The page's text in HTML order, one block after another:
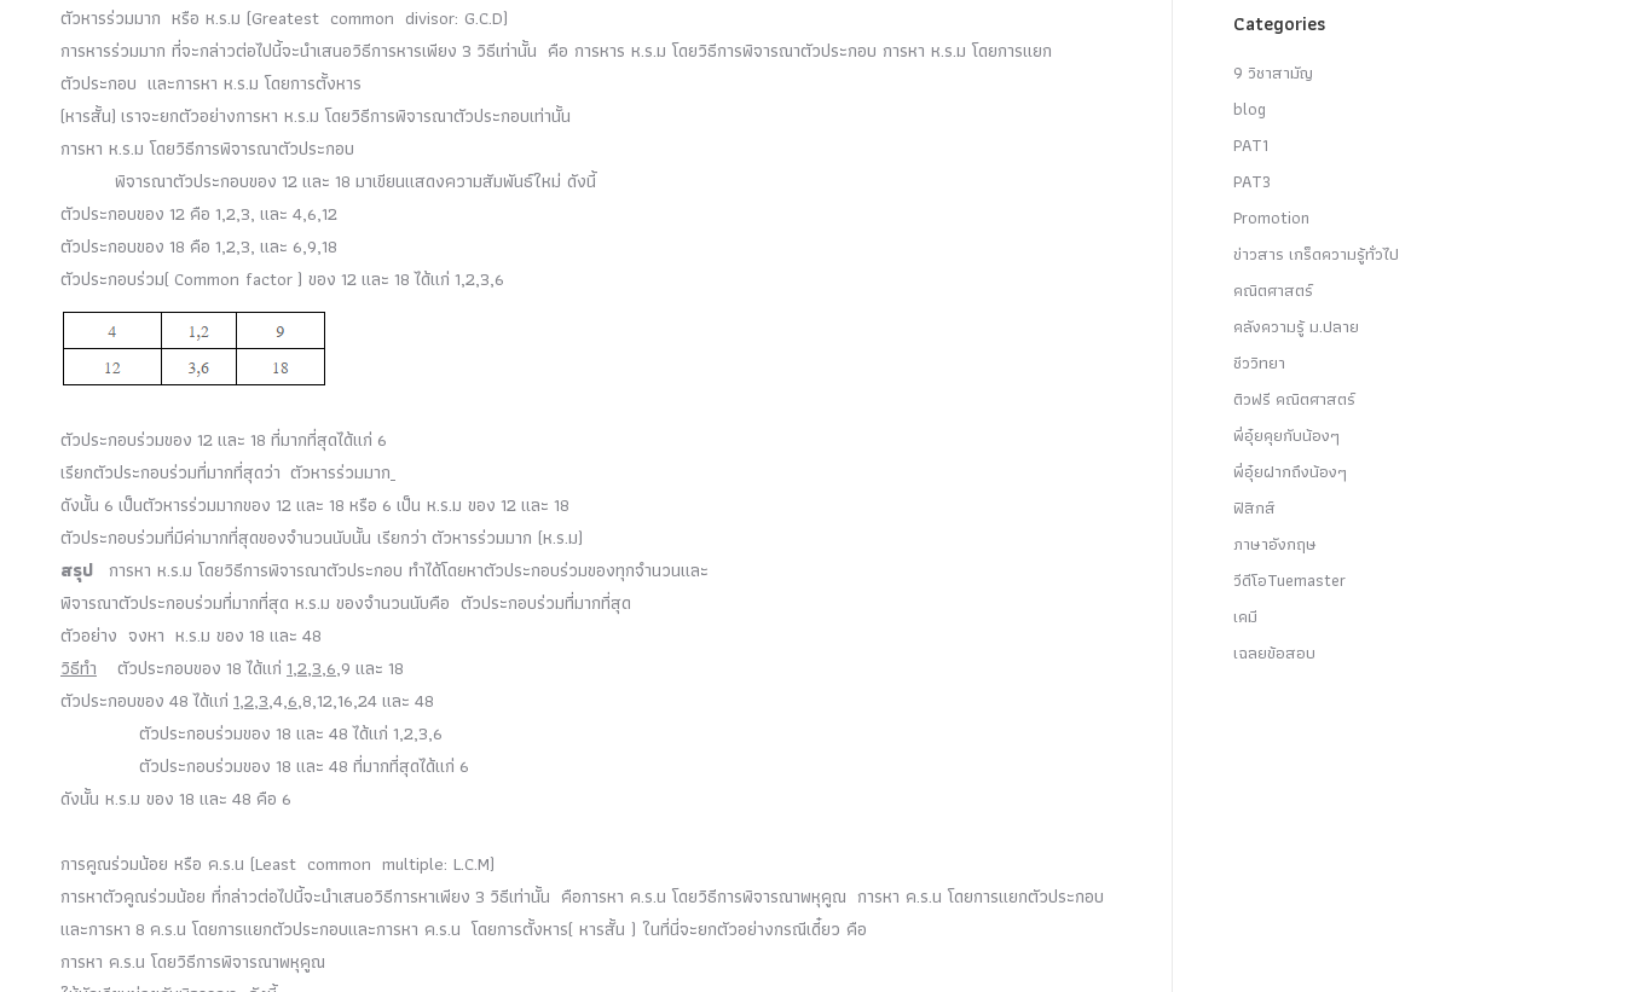
ตัวหารร่วมมาก หรือ ห.ร.ม (Greatest common divisor: G.C.D)
การหารร่วมมาก ที่จะกล่าวต่อไปนี้จะนำเสนอวิธีการหารเพียง 3 วิธีเท่านั้น คือ การหาร ห.ร.ม โดยวิธีการพิจารณาตัวประกอบ การหา ห.ร.ม โดยการแยก
ตัวประกอบ และการหา ห.ร.ม โดยการตั้งหาร
(หารสั้น) เราจะยกตัวอย่างการหา ห.ร.ม โดยวิธีการพิจารณาตัวประกอบเท่านั้น
การหา ห.ร.ม โดยวิธีการพิจารณาตัวประกอบ
พิจารณาตัวประกอบของ 12และ 18 มาเขียนแสดงความสัมพันธ์ใหม่ ดังนี้
ตัวประกอบของ 12 คือ 1,2,3, และ 4,6,12
ตัวประกอบของ 18 คือ 1,2,3, และ 6,9,18
ตัวประกอบร่วม( Common factor ) ของ 12และ 18ได้แก่ 1,2,3,6
ตัวประกอบร่วมของ 12และ 18 ที่มากที่สุดได้แก่ 6
เรียกตัวประกอบร่วมที่มากที่สุดว่า ตัวหารร่วมมาก
ดังนั้น 6 เป็นตัวหารร่วมมากของ 12และ 18 หรือ 6 เป็น ห.ร.ม ของ 12และ 18
ตัวประกอบร่วมที่มีค่ามากที่สุดของจำนวนนับนั้น เรียกว่า ตัวหารร่วมมาก (ห.ร.ม)
สรุป การหา ห.ร.ม โดยวิธีการพิจารณาตัวประกอบ ทำได้โดยหาตัวประกอบร่วมของทุกจำนวนและ
พิจารณาตัวประกอบร่วมที่มากที่สุด ห.ร.ม ของจำนวนนับคือ ตัวประกอบร่วมที่มากที่สุด
ตัวอย่าง จงหา ห.ร.ม ของ 18 และ 48
วิธีทำ ตัวประกอบของ 18ได้แก่ 1,2,3,6,9 และ 18
ตัวประกอบของ 48ได้แก่ 1,2,3,4,6,8,12,16,24และ 48
ตัวประกอบร่วมของ 18 และ 48ได้แก่ 1,2,3,6
ตัวประกอบร่วมของ 18 และ 48 ที่มากที่สุดได้แก่ 6
ดังนั้น ห.ร.ม ของ 18 และ 48 คือ 6
การคูณร่วมน้อย หรือ ค.ร.น (Least common multiple: L.C.M)
การหาตัวคูณร่วมน้อย ที่กล่าวต่อไปนี้จะนำเสนอวิธีการหาเพียง 3 วิธีเท่านั้น คือการหา ค.ร.น โดยวิธีการพิจารณาพหุคูณ การหา ค.ร.น โดยการแยกตัวประกอบ
และการหา 8 ค.ร.น โดยการแยกตัวประกอบและการหา ค.ร.น โดยการตั้งหาร( หารสั้น ) ในที่นี่จะยกตัวอย่างกรณีเดี๋ยว คือ
การหา ค.ร.น โดยวิธีการพิจารณาพหุคูณ
Categories
9 วิชาสามัญ
blog
PAT1
PAT3
Promotion
ข่าวสาร เกร็ดความรู้ทั่วไป
คณิตศาสตร์
คลังความรู้ ม.ปลาย
ชีววิทยา
ติวฟรี คณิตศาสตร์
พี่อุ๋ยคุยกับน้องๆ
พี่อุ๋ยฝากถึงน้องๆ
ฟิสิกส์
ภาษาอังกฤษ
วีดีโอTuemaster
เคมี
เฉลยข้อสอบ